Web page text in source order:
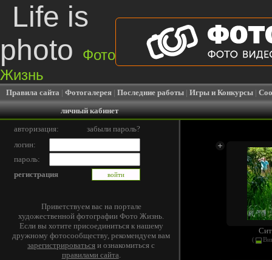
Life is
photo
Фото
Жизнь
Правила сайта | Фотогалерея | Последние работы | Игры и Конкурсы |
личный кабинет
авторизация:
забыли пароль?
логин:
пароль:
регистрация
Приветствуем вас на портале
художественной фотографии Фото Жизнь.
Если вы хотите присоединиться к нашему
дружному фотосообществу, рекомендуем вам
зарегистрироваться и ознакомиться с
правилами сайта.
(